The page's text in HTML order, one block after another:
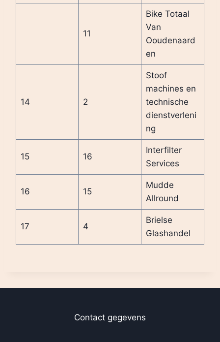
11
Bike Totaal
Van
Ooudenaard
en
14 2
Stoof
machines en
technische
dienstverleni
ng
15 16
Interfilter
Services
16 15
Mudde
Allround
17 4
Brielse
Glashandel
Contact gegevens